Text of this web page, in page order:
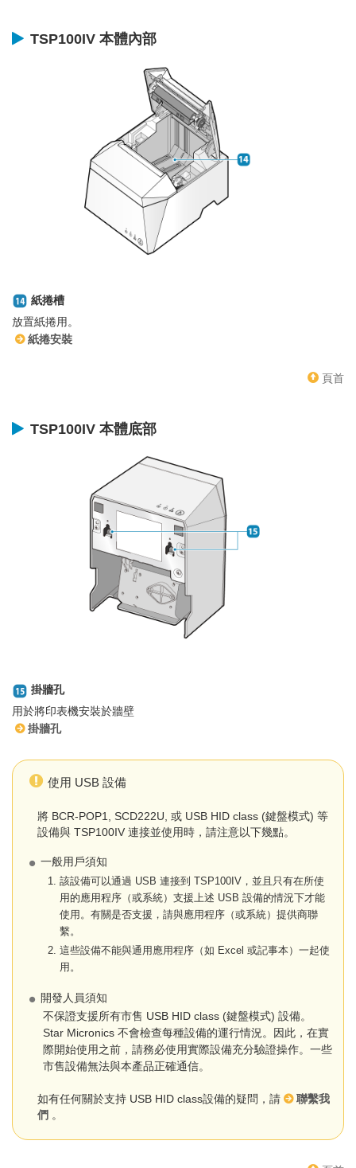
TSP100IV 本體內部
紙捲槽
放置紙捲用。
紙捲安裝
頁首
TSP100IV 本體底部
掛牆孔
用於將印表機安裝於牆壁
掛牆孔
使用 USB 設備
將 BCR-POP1, SCD222U, 或 USB HID class (鍵盤模式) 等
設備與 TSP100IV 連接並使用時，請注意以下幾點。
一般用戶須知
該設備可以通過 USB 連接到 TSP100IV，並且只有在所使
用的應用程序（或系統）支援上述 USB 設備的情況下才能
使用。有關是否支援，請與應用程序（或系統）提供商聯
繫。
這些設備不能與通用應用程序（如 Excel 或記事本）一起使
用。
開發人員須知
不保證支援所有市售 USB HID class (鍵盤模式) 設備。
Star Micronics 不會檢查每種設備的運行情況。因此，在實
際開始使用之前，請務必使用實際設備充分驗證操作。一些
市售設備無法與本產品正確通信。
如有任何關於支持 USB HID class設備的疑問，請
聯繫我
們 。